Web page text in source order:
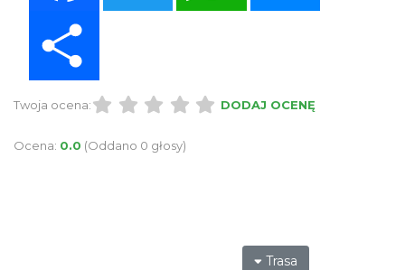
Twoja ocena: DODAJ OCENĘ
Ocena: 0.0 (Oddano 0 głosy)
Trasa